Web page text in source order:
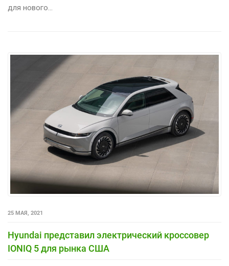
для нового…
25 МАЯ, 2021
Hyundai представил электрический кроссовер
IONIQ 5 для рынка США